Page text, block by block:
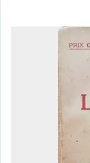
Interprétariat
Ressources